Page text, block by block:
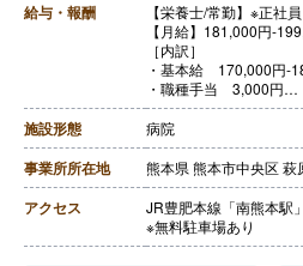
【退職金】あり※勤続3年
給与・報酬
【栄養士/常勤】※正社員
【月給】181,000円-
［内訳］
・基本給 170,000円-
・職種手当 3,000円
・精勤（一律）手当
・ベースアップ手当
［その他手当］
・扶養手当 配偶者
円/人
【賞与】年2回（計
【通勤手当】あり（上
【昇給】あり（1月あ
施設形態 病院
事業所所在地 熊本県 熊本市中央区 萩
アクセス
JR豊肥本線「南熊本駅
※無料駐車場あり